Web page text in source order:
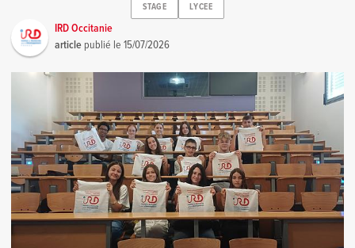
STAGE LYCEE
IRD Occitanie
article publié le15/07/2026